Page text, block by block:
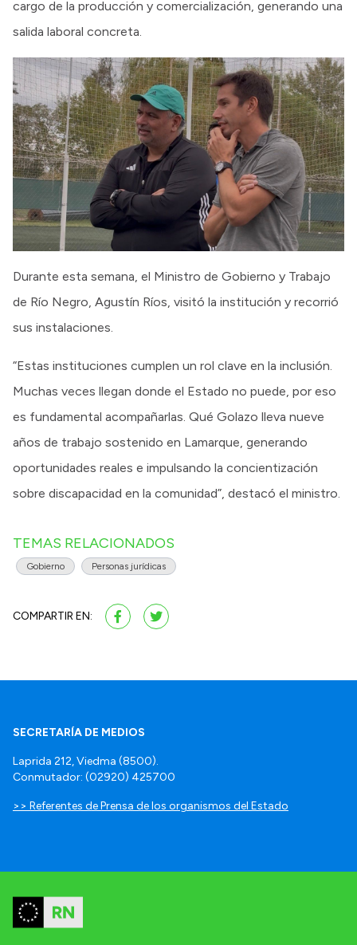
cargo de la producción y comercialización, generando una
salida laboral concreta.
Durante esta semana, el Ministro de Gobierno y Trabajo
de Río Negro, Agustín Ríos, visitó la institución y recorrió
sus instalaciones.
“Estas instituciones cumplen un rol clave en la inclusión.
Muchas veces llegan donde el Estado no puede, por eso
es fundamental acompañarlas. Qué Golazo lleva nueve
años de trabajo sostenido en Lamarque, generando
oportunidades reales e impulsando la concientización
sobre discapacidad en la comunidad”, destacó el ministro.
TEMAS RELACIONADOS
Gobierno Personas jurídicas
COMPARTIR EN:
SECRETARÍA DE MEDIOS
Laprida 212, Viedma (8500).
Conmutador: (02920) 425700
>> Referentes de Prensa de los organismos del Estado